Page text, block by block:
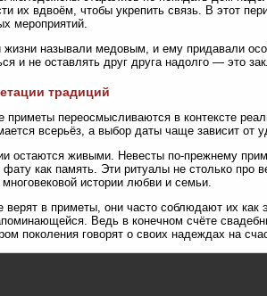
их вдвоём, чтобы укрепить связь. В этот
мероприятий.
жизни называли медовым, и ему придавали
и не оставлять друг друга надолго — это
традиций
приметы переосмысливаются в контексте
всерьёз, а выбор даты чаще зависит от
остаются живыми. Невесты по-прежнему
как память. Эти ритуалы не столько про
истории любви и семьи.
в приметы, они часто соблюдают их как
Ведь в конечном счёте
поколения говорят о своих надеждах на